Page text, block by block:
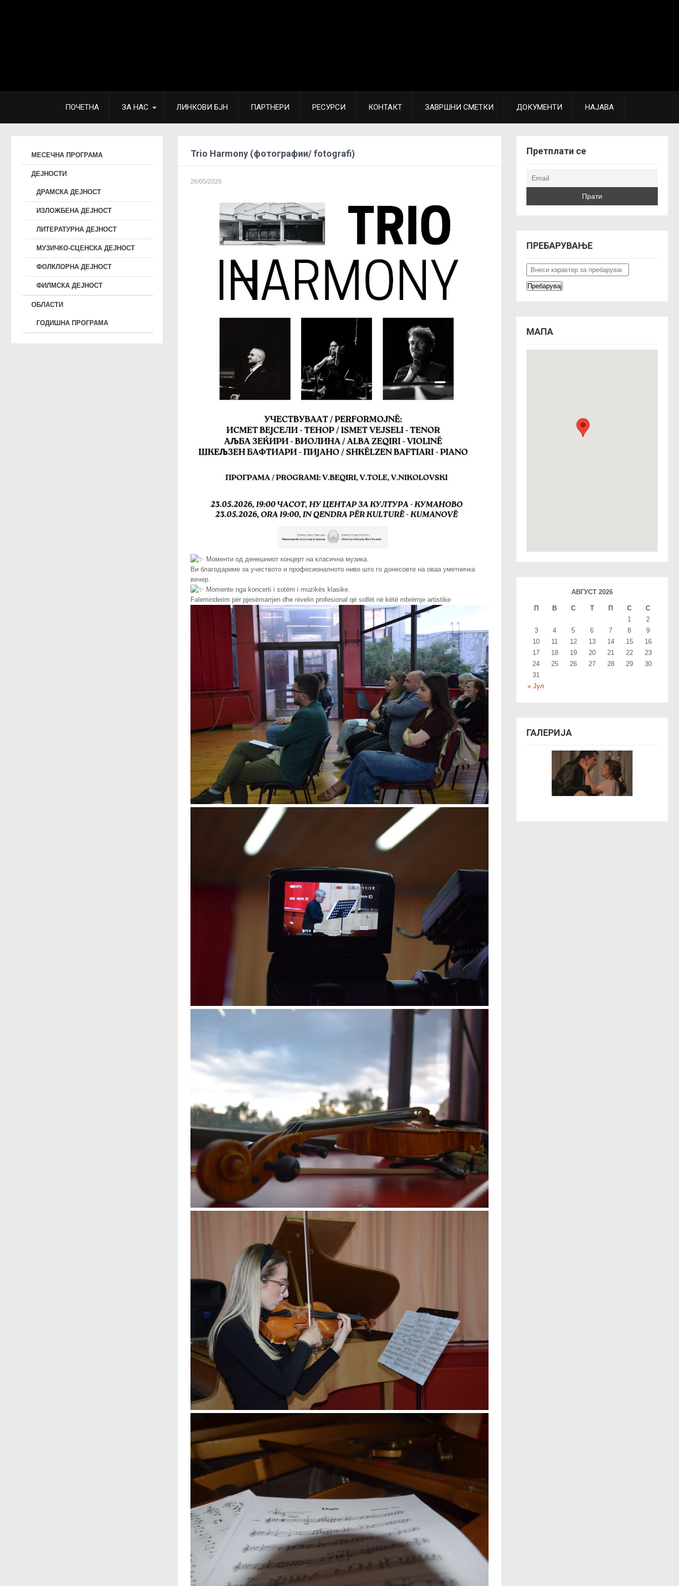
ПОЧЕТНА ЗА НАС ЛИНКОВИ БЈН ПАРТНЕРИ РЕСУРСИ КОНТАКТ ЗАВРШНИ СМЕТКИ ДОКУМЕНТИ НАЈАВА
МЕСЕЧНА ПРОГРАМА
ДЕЈНОСТИ
ДРАМСКА ДЕЈНОСТ
ИЗЛОЖБЕНА ДЕЈНОСТ
ЛИТЕРАТУРНА ДЕЈНОСТ
МУЗИЧКО-СЦЕНСКА ДЕЈНОСТ
ФОЛКЛОРНА ДЕЈНОСТ
ФИЛМСКА ДЕЈНОСТ
ОБЛАСТИ
ГОДИШНА ПРОГРАМА
Trio Harmony (фотографии/ fotografi)
26/05/2026
Моменти од денешниот концерт на класична музика.
Ви благодариме за учеството и професионалното ниво што го донесовте на оваа уметничка
вечер.
Momente nga koncerti i sotëm i muzikës klasike.
Faleminderim për pjesëmarrjen dhe nivelin profesional që sollët në këtë mbrëmje artistike
Претплати се
ПРЕБАРУВАЊЕ
МАПА
АВГУСТ 2026
П В С T П С С
« Јул
1
2
3
4 5 6 7 8
9
10
11 12 13 14 15
16
17
18 19 20 21 22
23
24
25 26 27 28 29
30
31
ГАЛЕРИЈА